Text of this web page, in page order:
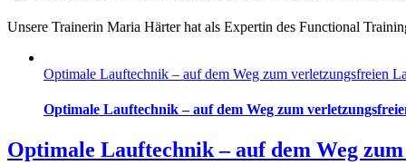
Unsere Trainerin Maria Härter hat als Expertin des Functional
Optimale Lauftechnik – auf dem Weg zum verletzungsfreien
Optimale Lauftechnik – auf dem Weg zum
Optimale Lauftechnik – auf dem Weg